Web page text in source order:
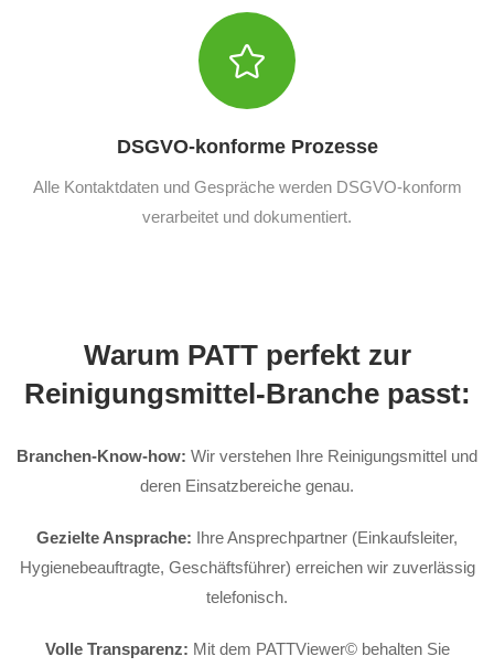
DSGVO-konforme Prozesse
Alle Kontaktdaten und Gespräche werden DSGVO-konform
verarbeitet und dokumentiert.
Warum PATT perfekt zur
Reinigungsmittel-Branche passt:
Branchen-Know-how: Wir verstehen Ihre Reinigungsmittel und
deren Einsatzbereiche genau.
Gezielte Ansprache: Ihre Ansprechpartner (Einkaufsleiter,
Hygienebeauftragte, Geschäftsführer) erreichen wir zuverlässig
telefonisch.
Volle Transparenz: Mit dem PATTViewer© behalten Sie